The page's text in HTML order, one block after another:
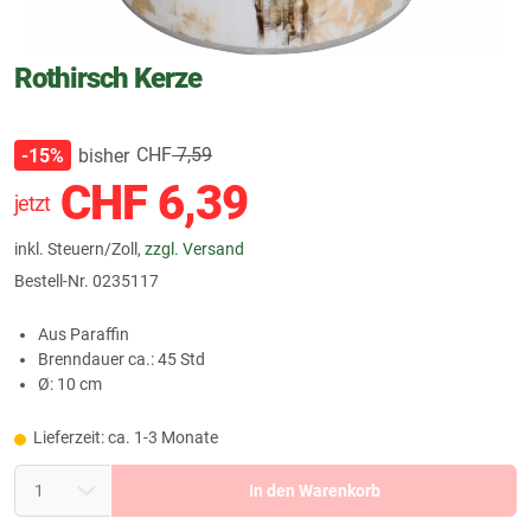
Rothirsch Kerze
jetzt CHF6,39
inkl. Steuern/Zoll, zzgl. Versand
-15% bisher CHF7,59
Bestell-Nr. 0235117
Aus Paraffin
Brenndauer ca.: 45 Std
Ø: 10 cm
Lieferzeit: ca. 1-3 Monate
In den Warenkorb